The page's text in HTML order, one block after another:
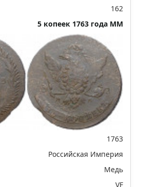
162
5 копеек 1763 года ММ
1763
Российская Империя
Медь
VF